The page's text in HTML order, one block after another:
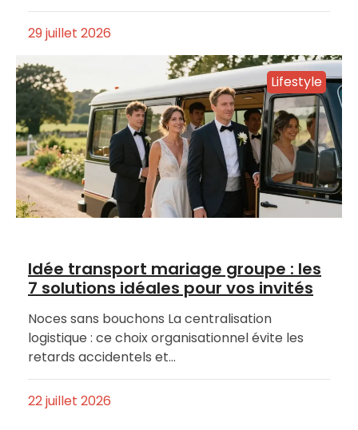
29 juillet 2026
Lifestyle
Idée transport mariage groupe : les
7 solutions idéales pour vos invités
Noces sans bouchons La centralisation
logistique : ce choix organisationnel évite les
retards accidentels et…
22 juillet 2026